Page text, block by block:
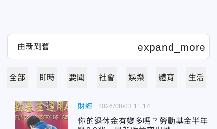
全部 即時 要聞 社會 娛樂 體育 生活
財經
你的退休金有變多嗎？勞動基金半年
2026/08/03 11:14